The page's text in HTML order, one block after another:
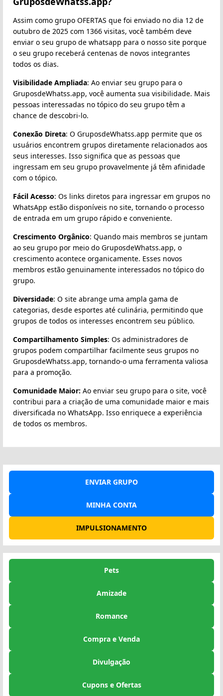
Assim como grupo OFERTAS que foi enviado no dia 12 de
outubro de 2025 com 1366 visitas, você também deve
enviar o seu grupo de whatsapp para o nosso site porque
o seu grupo receberá centenas de novos integrantes
todos os dias.
Visibilidade Ampliada: Ao enviar seu grupo para o
GruposdeWhatss.app, você aumenta sua visibilidade. Mais
pessoas interessadas no tópico do seu grupo têm a
chance de descobri-lo.
Conexão Direta: O GruposdeWhatss.app permite que os
usuários encontrem grupos diretamente relacionados aos
seus interesses. Isso significa que as pessoas que
ingressam em seu grupo provavelmente já têm afinidade
com o tópico.
Fácil Acesso: Os links diretos para ingressar em grupos no
WhatsApp estão disponíveis no site, tornando o processo
de entrada em um grupo rápido e conveniente.
Crescimento Orgânico: Quando mais membros se juntam
ao seu grupo por meio do GruposdeWhatss.app, o
crescimento acontece organicamente. Esses novos
membros estão genuinamente interessados no tópico do
grupo.
Diversidade: O site abrange uma ampla gama de
categorias, desde esportes até culinária, permitindo que
grupos de todos os interesses encontrem seu público.
Compartilhamento Simples: Os administradores de
grupos podem compartilhar facilmente seus grupos no
GruposdeWhatss.app, tornando-o uma ferramenta valiosa
para a promoção.
Comunidade Maior: Ao enviar seu grupo para o site, você
contribui para a criação de uma comunidade maior e mais
diversificada no WhatsApp. Isso enriquece a experiência
de todos os membros.
ENVIAR GRUPO
MINHA CONTA
IMPULSIONAMENTO
Pets
Amizade
Romance
Compra e Venda
Divulgação
Cupons e Ofertas